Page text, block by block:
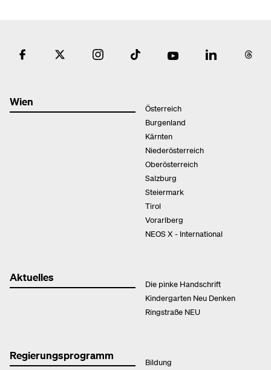
Wien
Österreich
Burgenland
Kärnten
Niederösterreich
Oberösterreich
Salzburg
Steiermark
Tirol
Vorarlberg
NEOS X - International
Aktuelles
Die pinke Handschrift
Kindergarten Neu Denken
Ringstraße NEU
Regierungsprogramm
Bildung